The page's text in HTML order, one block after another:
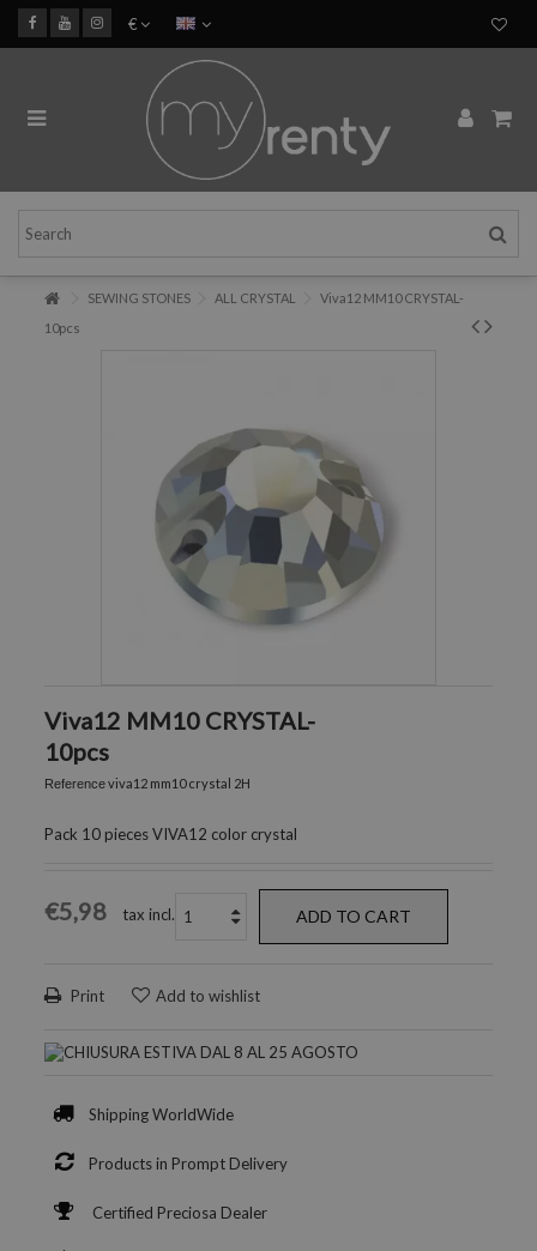
€
SEWING STONES ALL CRYSTAL
Viva12 MM10 CRYSTAL-
10pcs
Viva12 MM10 CRYSTAL-
10pcs
Reference viva12 mm10 crystal 2H
Pack 10 pieces VIVA12 color crystal
€5,98 tax incl. ADD TO CART
Print Add to wishlist
Shipping WorldWide
Products in Prompt Delivery
Certified Preciosa Dealer